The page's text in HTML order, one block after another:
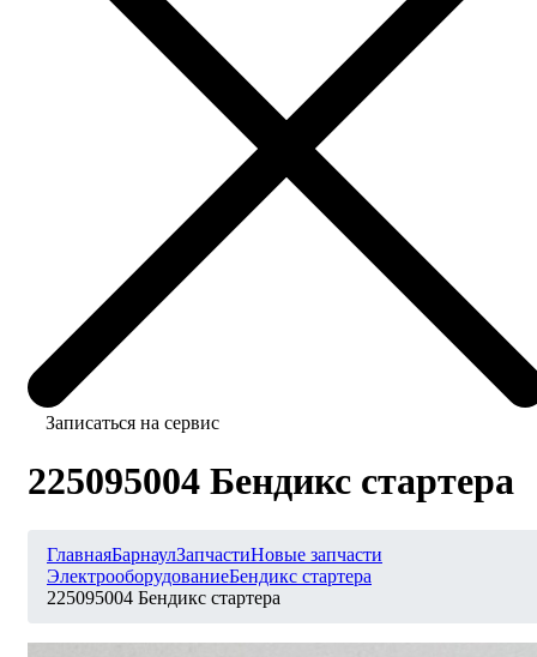
Записаться на сервис
225095004 Бендикс стартера
ГлавнаяБарнаулЗапчастиНовые запчасти
ЭлектрооборудованиеБендикс стартера
225095004 Бендикс стартера